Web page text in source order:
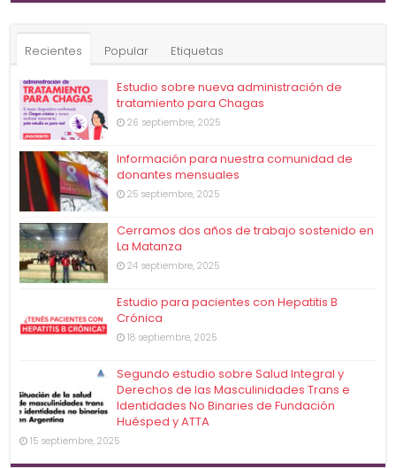
Recientes Popular Etiquetas
Estudio sobre nueva administración de
tratamiento para Chagas
26 septiembre, 2025
Información para nuestra comunidad de
donantes mensuales
25 septiembre, 2025
Cerramos dos años de trabajo sostenido en
La Matanza
24 septiembre, 2025
Estudio para pacientes con Hepatitis B
Crónica
18 septiembre, 2025
Segundo estudio sobre Salud Integral y
Derechos de las Masculinidades Trans e
Identidades No Binaries de Fundación
Huésped y ATTA
15 septiembre, 2025